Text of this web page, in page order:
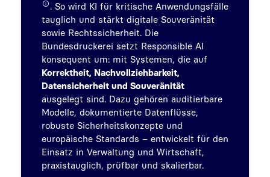
. So wird KI für kritische Anwendungsfälle
tauglich und stärkt digitale Souveränität
sowie Rechtssicherheit. Die
Bundesdruckerei setzt Responsible AI
konsequent um: mit Systemen, die auf
Korrektheit, Nachvollziehbarkeit,
Datensicherheit und Souveränität
ausgelegt sind. Dazu gehören auditierbare
Modelle, dokumentierte Datenflüsse,
robuste Sicherheitskonzepte und
europäische Standards – entwickelt für den
Einsatz in Verwaltung und Wirtschaft,
praxistauglich, prüfbar und skalierbar.